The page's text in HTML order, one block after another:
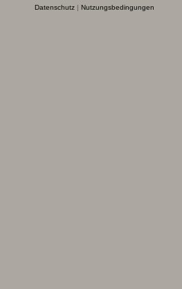
Datenschutz| Nutzungsbedingungen